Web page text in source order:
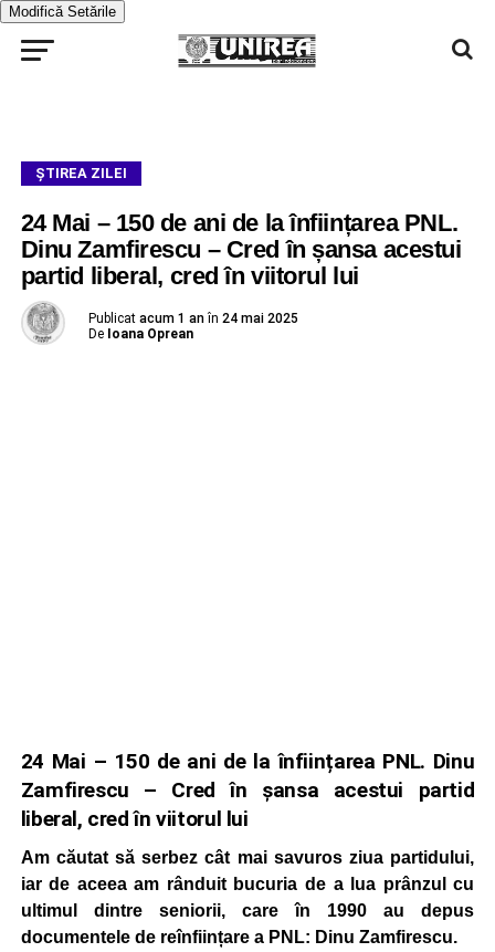
Modifică Setările
ŞTIREA ZILEI
24 Mai – 150 de ani de la înființarea PNL.
Dinu Zamfirescu – Cred în șansa acestui
partid liberal, cred în viitorul lui
Publicat acum 1 an în 24 mai 2025
De Ioana Oprean
24 Mai – 150 de ani de la înființarea PNL. Dinu
Zamfirescu – Cred în șansa acestui partid
liberal, cred în viitorul lui
Am căutat să serbez cât mai savuros ziua partidului,
iar de aceea am rânduit bucuria de a lua prânzul cu
ultimul dintre seniorii, care în 1990 au depus
documentele de reînființare a PNL: Dinu Zamfirescu.